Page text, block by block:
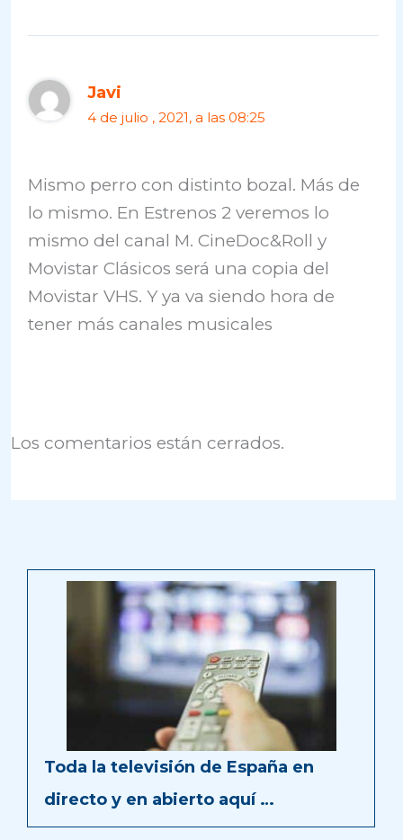
Javi
4 de julio , 2021, a las 08:25
Mismo perro con distinto bozal. Más de
lo mismo. En Estrenos 2 veremos lo
mismo del canal M. CineDoc&Roll y
Movistar Clásicos será una copia del
Movistar VHS. Y ya va siendo hora de
tener más canales musicales
Los comentarios están cerrados.
Toda la televisión de España en
directo y en abierto aquí …